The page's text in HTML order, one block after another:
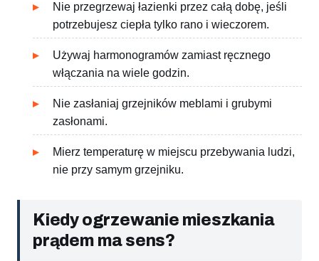
Nie przegrzewaj łazienki przez całą dobę, jeśli
potrzebujesz ciepła tylko rano i wieczorem.
Używaj harmonogramów zamiast ręcznego
włączania na wiele godzin.
Nie zasłaniaj grzejników meblami i grubymi
zasłonami.
Mierz temperaturę w miejscu przebywania ludzi,
nie przy samym grzejniku.
Kiedy ogrzewanie mieszkania
prądem ma sens?